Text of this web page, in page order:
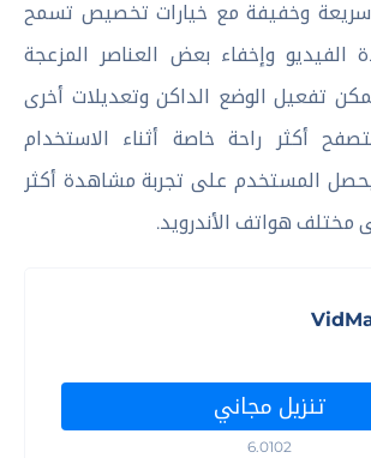
سريعة وخفيفة مع خيارات تخصيص تسمح
الفيديو وإخفاء بعض العناصر المزعجة
تفعيل الوضع الداكن وتعديلات أخرى
أكثر راحة خاصة أثناء الاستخدام
يحصل المستخدم على تجربة مشاهدة أكثر
مختلف هواتف الأندرويد.
تنزيل مجاني
6.0102